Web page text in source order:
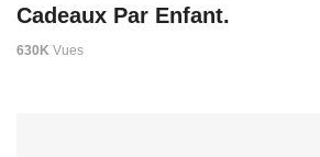
Cadeaux Par Enfant.
630K Vues